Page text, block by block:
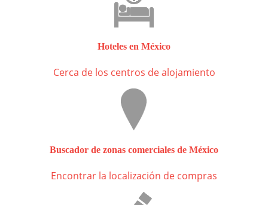
Hoteles en México
Cerca de los centros de alojamiento
Buscador de zonas comerciales de México
Encontrar la localización de compras